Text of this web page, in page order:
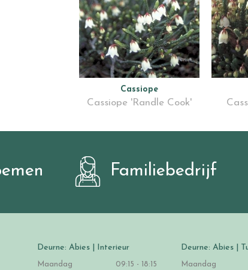
Cassiope
Cassiope 'Randle Cook'
Familiebedrijf
Deurne: Abies | Interieur
Maandag
09:15 - 18:15
Deurne: Abies |
Maandag